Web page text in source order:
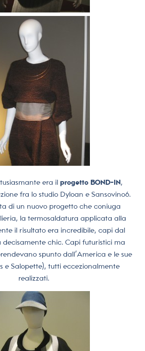
era il progetto BOND-IN,
fra lo studio Dyloan e Sansovino6.
di un nuovo progetto che coniuga
la termosaldatura applicata alla
il risultato era incredibile, capi dal
decisamente chic. Capi futuristici ma
spunto dall’America e le sue
e Salopette), tutti eccezionalmente
realizzati.